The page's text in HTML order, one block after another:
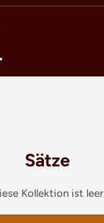
Sätze
Kollektion ist leer